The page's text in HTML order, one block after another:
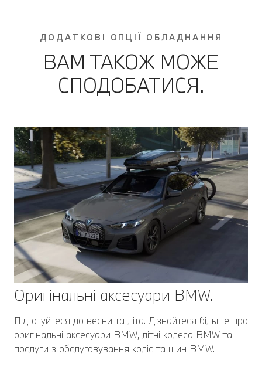
ДОДАТКОВІ ОПЦІЇ ОБЛАДНАННЯ
ВАМ ТАКОЖ МОЖЕ
СПОДОБАТИСЯ.
Оригінальні аксесуари BMW.
Підготуйтеся до весни та літа. Дізнайтеся більше про
оригінальні аксесуари BMW, літні колеса BMW та
послуги з обслуговування коліс та шин BMW.